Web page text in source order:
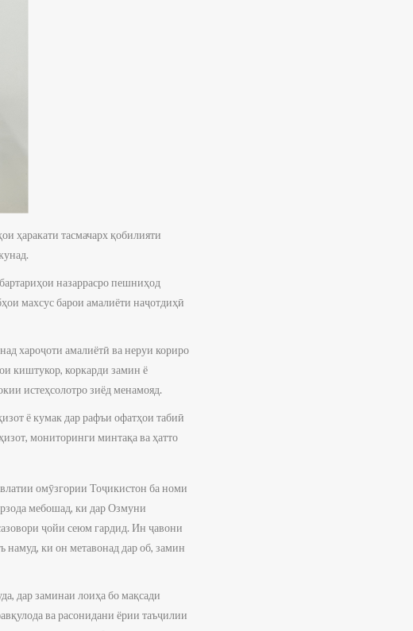
ҳаракати тасмачарх қобилияти
назаррасро пешниҳод
махсус барои амалиёти наҷотдиҳӣ
хароҷоти амалиётӣ ва неруи кориро
киштукор, коркарди замин ё
истеҳсолотро зиёд менамояд.
ё кумак дар рафъи офатҳои табиӣ
мониторинги минтақа ва ҳатто
омӯзгории Тоҷикистон ба номи
мебошад, ки дар Озмуни
ҷойи сеюм гардид. Ин ҷавони
намуд, ки он метавонад дар об, замин
дар заминаи лоиҳа бо мақсади
ва расонидани ёрии таъҷилии